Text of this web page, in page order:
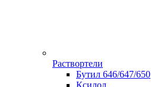
Раствортели
Бутил 646/647/650
Ксилол